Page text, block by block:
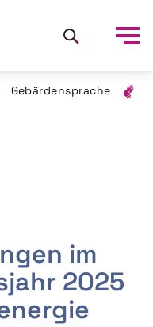
Gebärdensprache
im
2025